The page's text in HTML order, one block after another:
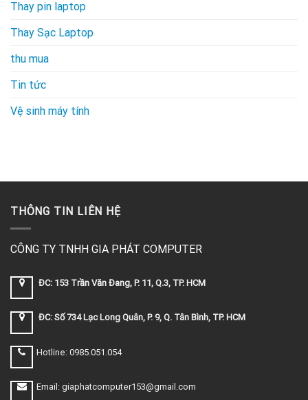
Thay pin laptop
Thay Sạc Laptop
thu mua
Tin tức
Vệ sinh máy tính
THÔNG TIN LIÊN HỆ
CÔNG TY TNHH GIA PHÁT COMPUTER
ĐC: 153 Trần Văn Đang, P. 11, Q.3, TP. HCM
ĐC: Số 734 Lạc Long Quân, P. 9, Q. Tân Bình, TP. HCM
Hotline: 0985.051.054
Email: giaphatcomputer153@gmail.com